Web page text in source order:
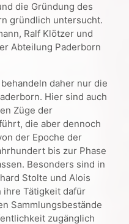
die Gründung des
gründlich untersucht.
Ralf Klötzer und
Abteilung Paderborn
daher nur die
Hier sind auch
Züge der
die aber dennoch
der Epoche der
bis zur Phase
Besonders sind in
Stolte und Alois
ihre Tätigkeit dafür
Sammlungsbestände
zugänglich